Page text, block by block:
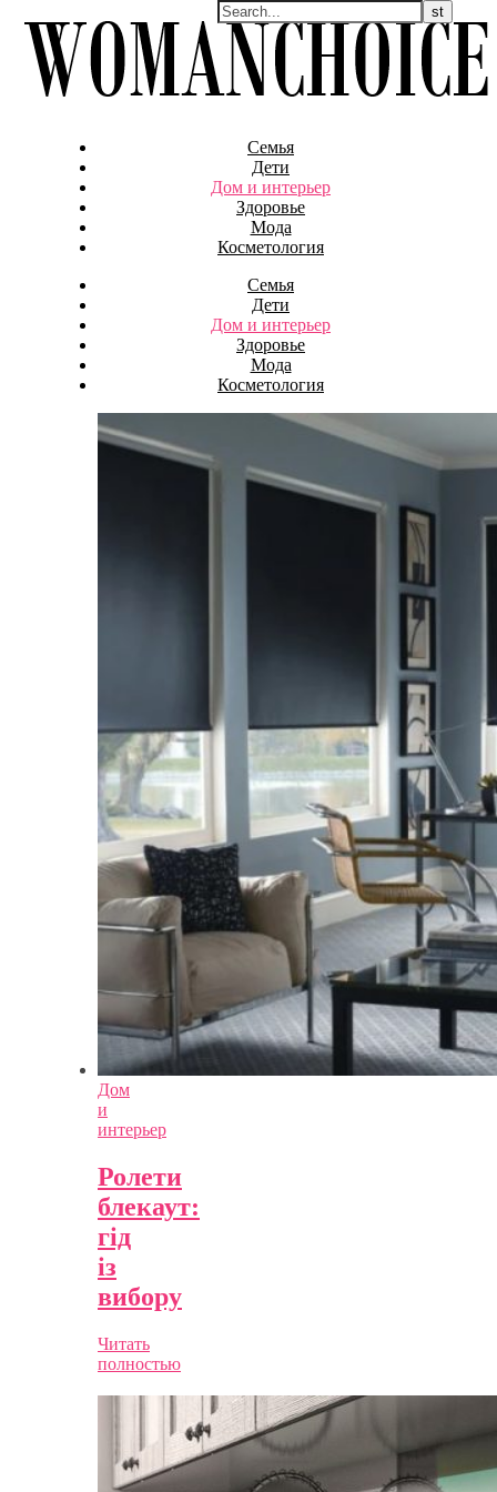
Семья
Дети
Дом и интерьер
Здоровье
Мода
Косметология
Семья
Дети
Дом и интерьер
Здоровье
Мода
Косметология
Дом
и
интерьер
Ролети
блекаут:
гід
із
вибору
Читать
полностью